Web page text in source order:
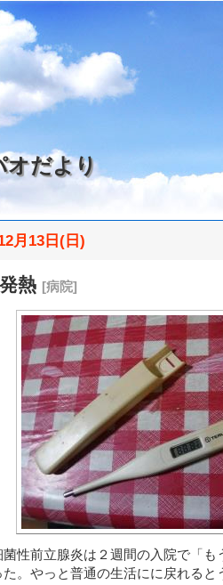
オだより
月13日(日)
熱 [病院]
性前立腺炎は２週間の入院で「
た。やっと普通の生活にに戻れると